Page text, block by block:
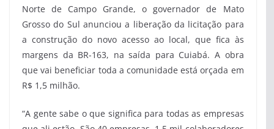
Norte de Campo Grande, o governador de Mato
Grosso do Sul anunciou a liberação da licitação para
a construção do novo acesso ao local, que fica às
margens da BR-163, na saída para Cuiabá. A obra
que vai beneficiar toda a comunidade está orçada em
R$ 1,5 milhão.
“A gente sabe o que significa para todas as empresas